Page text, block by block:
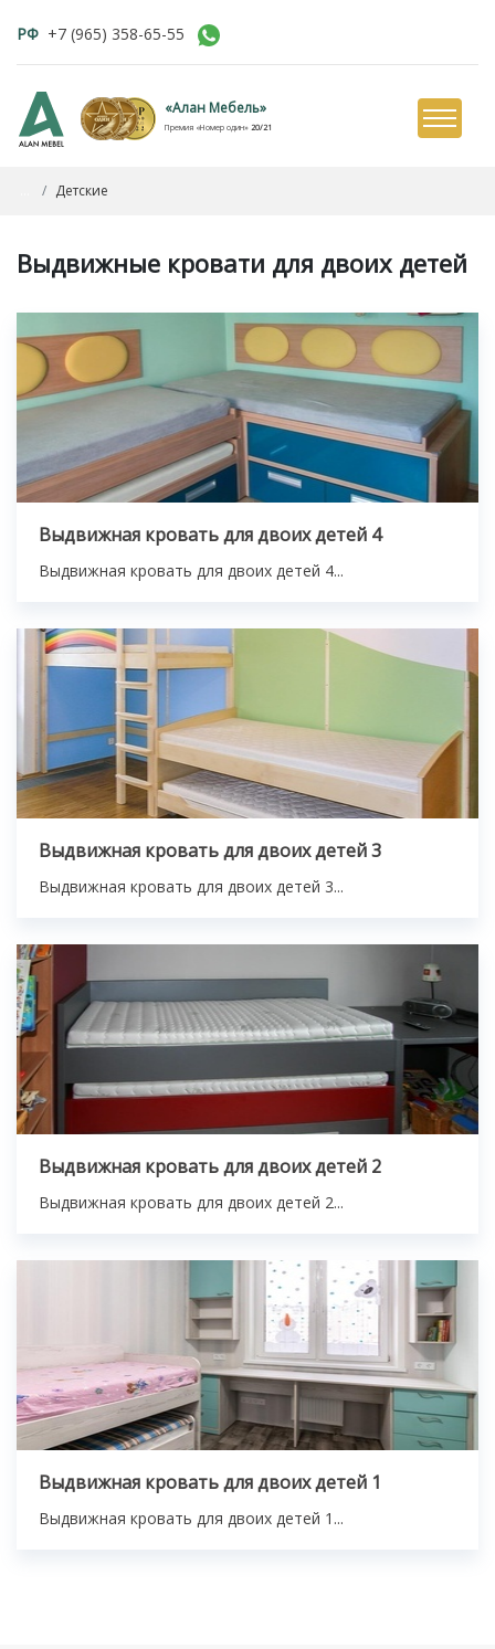
РФ +7 (965) 358-65-55
«Алан Мебель»
Премия «Номер один» 20/21
Детские
Выдвижные кровати для двоих детей
Выдвижная кровать для двоих детей 4
Выдвижная кровать для двоих детей 4...
Выдвижная кровать для двоих детей 3
Выдвижная кровать для двоих детей 3...
Выдвижная кровать для двоих детей 2
Выдвижная кровать для двоих детей 2...
Выдвижная кровать для двоих детей 1
Выдвижная кровать для двоих детей 1...